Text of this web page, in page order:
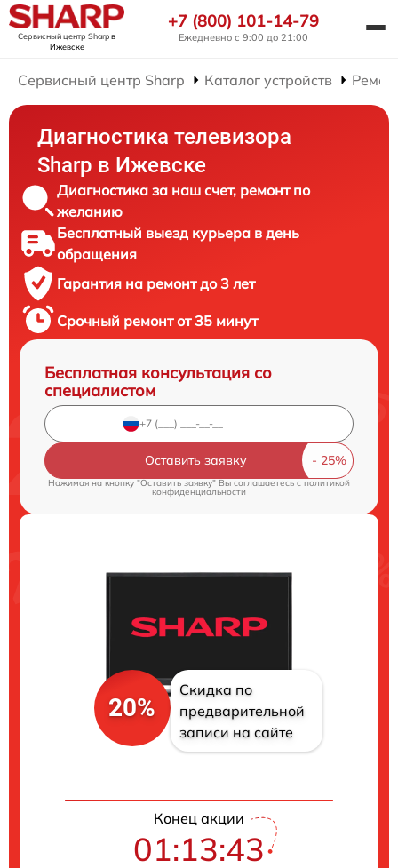
Сервисный центр Sharpв
Ижевске
+7 (800) 101-14-79
Ежедневно с 9:00 до 21:00
Сервисный центр Sharp Каталог устройств
Диагностика телевизора
Sharp в Ижевске
Диагностика за наш счет, ремонт по
желанию
Бесплатный выезд курьера в день
обращения
Гарантия на ремонт до 3 лет
Срочный ремонт от 35 минут
Бесплатная консультация со
специалистом
Оставить заявку
Нажимая на кнопку "Оставить заявку" Вы соглашаетесь cполитикой
конфиденциальности
20%
Скидка по
предварительной
записи на сайте
Конец акции
01:13:42